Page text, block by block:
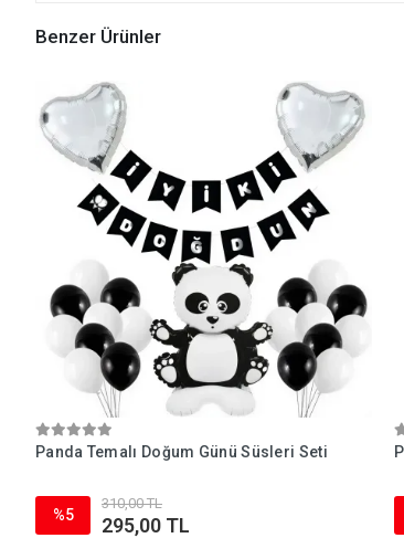
Benzer Ürünler
Panda Temalı Doğum Günü Süsleri Seti
%5
310,00 TL
295,00 TL